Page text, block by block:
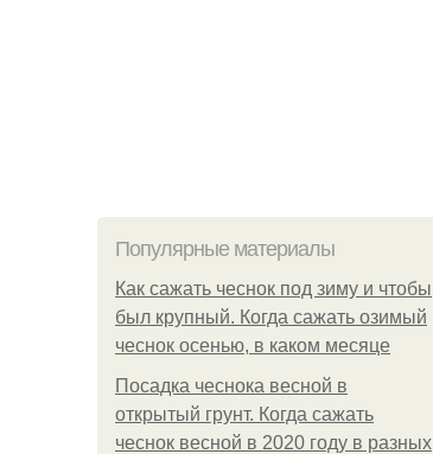
Популярные материалы
Как сажать чеснок под зиму и чтобы
был крупный. Когда сажать озимый
чеснок осенью, в каком месяце
Посадка чеснока весной в
открытый грунт. Когда сажать
чеснок весной в 2020 году в разных